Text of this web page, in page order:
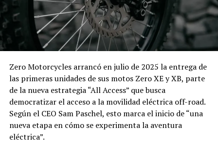
Zero Motorcycles arrancó en julio de 2025 la entrega de
las primeras unidades de sus motos Zero XE y XB, parte
de la nueva estrategia “All Access” que busca
democratizar el acceso a la movilidad eléctrica off-road.
Según el CEO Sam Paschel, esto marca el inicio de “una
nueva etapa en cómo se experimenta la aventura
eléctrica”.